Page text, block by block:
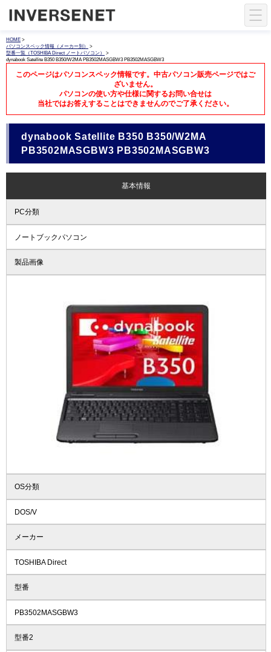
HOME >
パソコンスペック情報（メーカー別）
>
型番一覧（TOSHIBA Direct ノートパソコン）
>
dynabook Satellite B350 B350/W2MA PB3502MASGBW3 PB3502MASGBW3
このページはパソコンスペック情報です。中古パソコン販売ページではご
ざいません。
パソコンの使い方や仕様に関するお問い合せは
当社ではお答えすることはできませんのでご了承ください。
dynabook Satellite B350 B350/W2MA
PB3502MASGBW3 PB3502MASGBW3
基本情報
PC分類
ノートブックパソコン
製品画像
OS分類
DOS/V
メーカー
TOSHIBA Direct
型番
PB3502MASGBW3
型番2